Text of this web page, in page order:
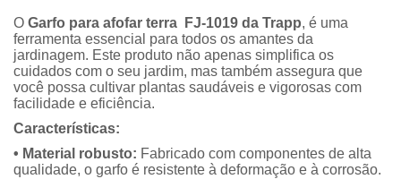
O Garfo para afofar terra FJ-1019 da Trapp, é uma
ferramenta essencial para todos os amantes da
jardinagem. Este produto não apenas simplifica os
cuidados com o seu jardim, mas também assegura que
você possa cultivar plantas saudáveis e vigorosas com
facilidade e eficiência.
Características:
• Material robusto: Fabricado com componentes de alta
qualidade, o garfo é resistente à deformação e à corrosão.